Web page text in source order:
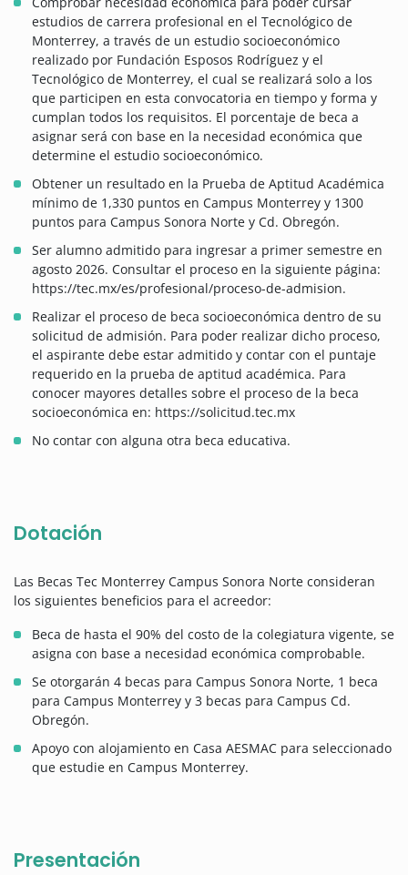
estudios de carrera profesional en el Tecnológico de
Monterrey, a través de un estudio socioeconómico
realizado por Fundación Esposos Rodríguez y el
Tecnológico de Monterrey, el cual se realizará solo a los
que participen en esta convocatoria en tiempo y forma y
cumplan todos los requisitos. El porcentaje de beca a
asignar será con base en la necesidad económica que
determine el estudio socioeconómico.
Obtener un resultado en la Prueba de Aptitud Académica
mínimo de 1,330 puntos en Campus Monterrey y 1300
puntos para Campus Sonora Norte y Cd. Obregón.
Ser alumno admitido para ingresar a primer semestre en
agosto 2026. Consultar el proceso en la siguiente página:
https://tec.mx/es/profesional/proceso-de-admision.
Realizar el proceso de beca socioeconómica dentro de su
solicitud de admisión. Para poder realizar dicho proceso,
el aspirante debe estar admitido y contar con el puntaje
requerido en la prueba de aptitud académica. Para
conocer mayores detalles sobre el proceso de la beca
socioeconómica en: https://solicitud.tec.mx
No contar con alguna otra beca educativa.
Dotación
Las Becas Tec Monterrey Campus Sonora Norte consideran
los siguientes beneficios para el acreedor:
Beca de hasta el 90% del costo de la colegiatura vigente, se
asigna con base a necesidad económica comprobable.
Se otorgarán 4 becas para Campus Sonora Norte, 1 beca
para Campus Monterrey y 3 becas para Campus Cd.
Obregón.
Apoyo con alojamiento en Casa AESMAC para seleccionado
que estudie en Campus Monterrey.
Presentación